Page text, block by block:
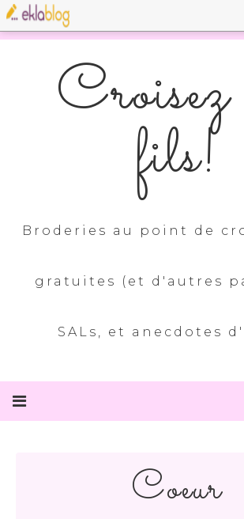
Croisez
fils!
Broderies au point de
gratuites (et d'autres
SALs, et anecdotes
Coeur